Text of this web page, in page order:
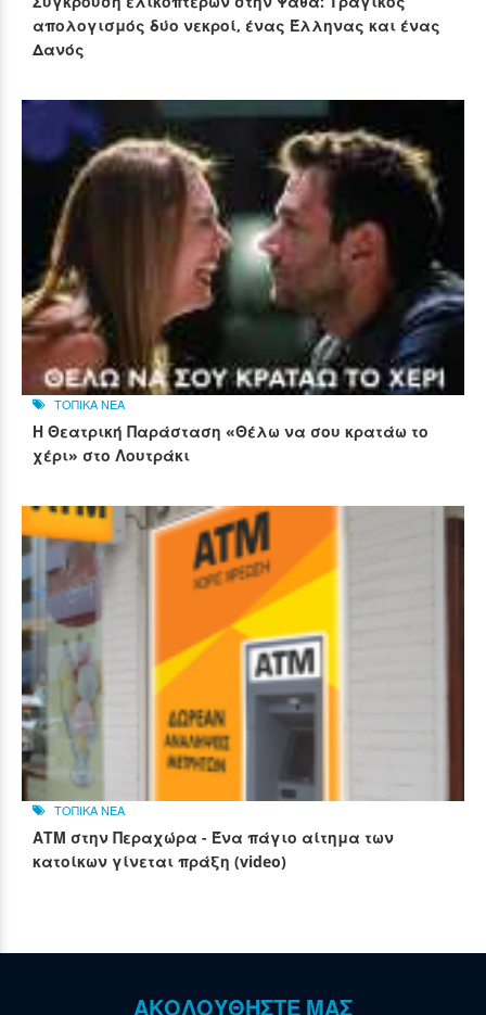
απολογισμός δύο νεκροί, ένας Έλληνας και ένας
Δανός
ΤΟΠΙΚΑ ΝΕΑ
Η Θεατρική Παράσταση «Θέλω να σου κρατάω το
χέρι» στο Λουτράκι
ΤΟΠΙΚΑ ΝΕΑ
ΑΤΜ στην Περαχώρα - Ένα πάγιο αίτημα των
κατοίκων γίνεται πράξη (video)
ΑΚΟΛΟΥΘΗΣΤΕ ΜΑΣ